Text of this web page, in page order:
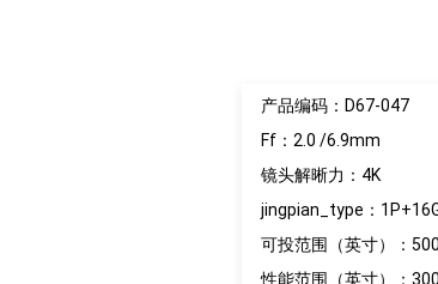
产品编码：D67-047
Ff：2.0 /6.9mm
镜头解晰力：4K
jingpian_type：
可投范围（英寸）：500
性能范围（英寸）：300